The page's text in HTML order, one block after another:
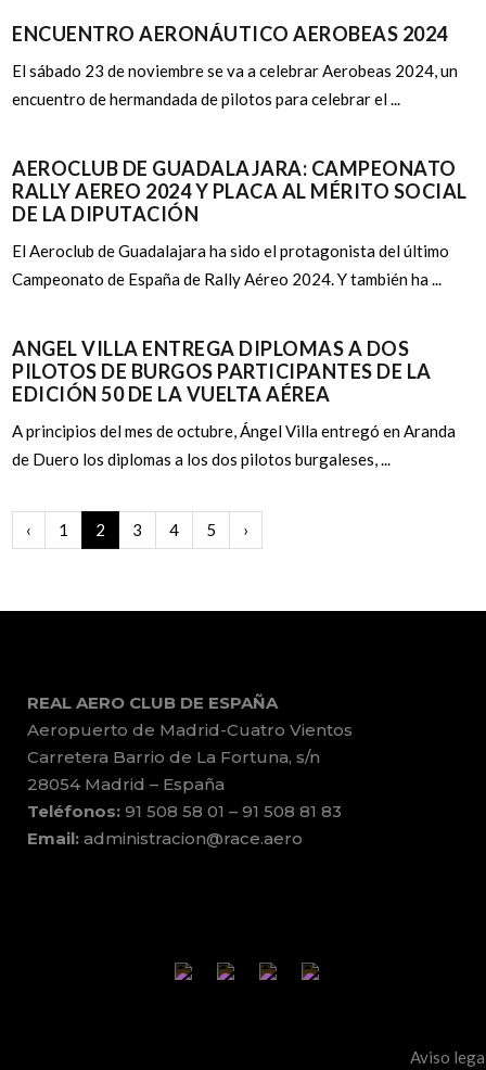
ENCUENTRO AERONÁUTICO AEROBEAS 2024
El sábado 23 de noviembre se va a celebrar Aerobeas 2024, un
encuentro de hermandada de pilotos para celebrar el ...
AEROCLUB DE GUADALAJARA: CAMPEONATO
RALLY AEREO 2024 Y PLACA AL MÉRITO SOCIAL
DE LA DIPUTACIÓN
El Aeroclub de Guadalajara ha sido el protagonista del último
Campeonato de España de Rally Aéreo 2024. Y también ha ...
ANGEL VILLA ENTREGA DIPLOMAS A DOS
PILOTOS DE BURGOS PARTICIPANTES DE LA
EDICIÓN 50 DE LA VUELTA AÉREA
A principios del mes de octubre, Ángel Villa entregó en Aranda
de Duero los diplomas a los dos pilotos burgaleses, ...
‹ 1 2 3 4 5 ›
REAL AERO CLUB DE ESPAÑA
Aeropuerto de Madrid-Cuatro Vientos
Carretera Barrio de La Fortuna, s/n
28054 Madrid – España
Teléfonos: 91 508 58 01 – 91 508 81 83
Email: administracion@race.aero
Aviso